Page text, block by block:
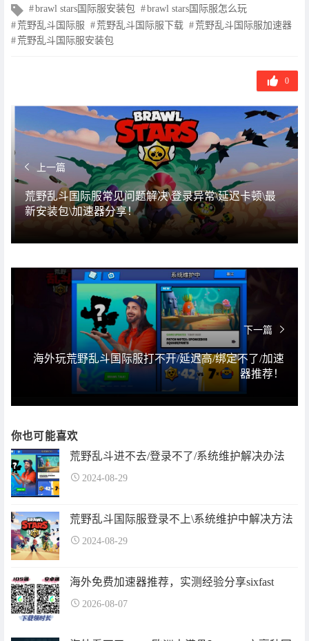
文
章
标
签
brawl stars国际服安装包
brawl stars国际服怎么玩
荒野乱斗国际服
荒野乱斗国际服下载
荒野乱斗国际服加速器
荒野乱斗国际服安装包
0
上一篇
荒野乱斗国际服常见问题解决\登录异常\延迟卡顿\最
新安装包\加速器分享！
下一篇
海外玩荒野乱斗国际服打不开/延迟高/绑定不了/加速
器推荐！
你也可能喜欢
荒野乱斗进不去/登录不了/系统维护解决办法
2024-08-29
荒野乱斗国际服登录不上\系统维护中解决方法
2024-08-29
海外免费加速器推荐，实测经验分享sixfast
2026-08-07